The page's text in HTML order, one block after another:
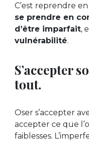
C’est reprendre
se prendre en
d’être imparfait,
vulnérabilité.
S’accepter
tout.
Oser s’accepter
accepter ce que
faiblesses.